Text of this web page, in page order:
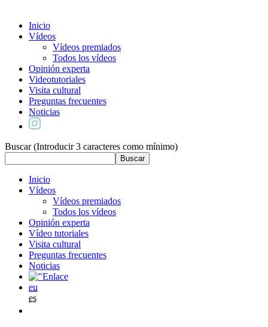
Inicio
Vídeos
Vídeos premiados
Todos los vídeos
Opinión experta
Videotutoriales
Visita cultural
Preguntas frecuentes
Noticias
Buscar (Introducir 3 caracteres como mínimo)
Inicio
Vídeos
Vídeos premiados
Todos los vídeos
Opinión experta
Vídeo tutoriales
Visita cultural
Preguntas frecuentes
Noticias
eu
es